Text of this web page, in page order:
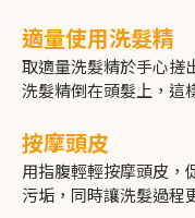
適量使用洗髮精
取適量洗髮精於手心搓
洗髮精倒在頭髮上，這
按摩頭皮
用指腹輕輕按摩頭皮，
污垢，同時讓洗髮過程